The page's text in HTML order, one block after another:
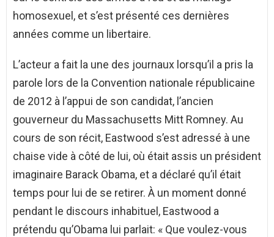
homosexuel, et s’est présenté ces dernières
années comme un libertaire.
L’acteur a fait la une des journaux lorsqu’il a pris la
parole lors de la Convention nationale républicaine
de 2012 à l’appui de son candidat, l’ancien
gouverneur du Massachusetts Mitt Romney. Au
cours de son récit, Eastwood s’est adressé à une
chaise vide à côté de lui, où était assis un président
imaginaire Barack Obama, et a déclaré qu’il était
temps pour lui de se retirer. À un moment donné
pendant le discours inhabituel, Eastwood a
prétendu qu’Obama lui parlait: « Que voulez-vous